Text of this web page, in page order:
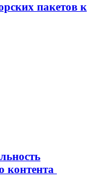
пакетов к
контента